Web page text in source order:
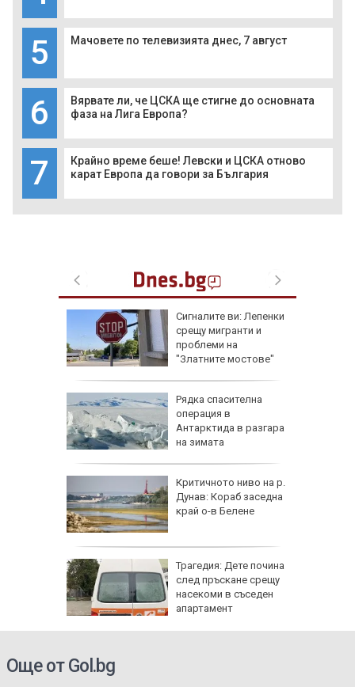
5 Мачовете по телевизията днес, 7 август
6
Вярвате ли, че ЦСКА ще стигне до основната
фаза на Лига Европа?
7
Крайно време беше! Левски и ЦСКА отново
карат Европа да говори за България
Сигналите ви: Лепенки
срещу мигранти и
проблеми на
"Златните мостове"
Рядка спасителна
операция в
Антарктида в разгара
на зимата
Критичното ниво на р.
Дунав: Кораб заседна
край о-в Белене
Трагедия: Дете почина
след пръскане срещу
насекоми в съседен
апартамент
Още от Gol.bg